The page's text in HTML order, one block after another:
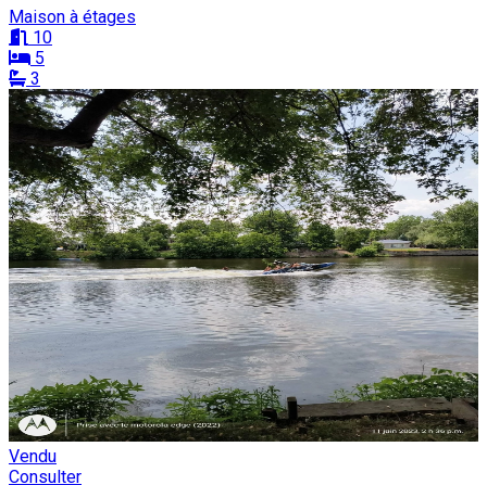
Maison à étages
10
5
3
Vendu
Consulter